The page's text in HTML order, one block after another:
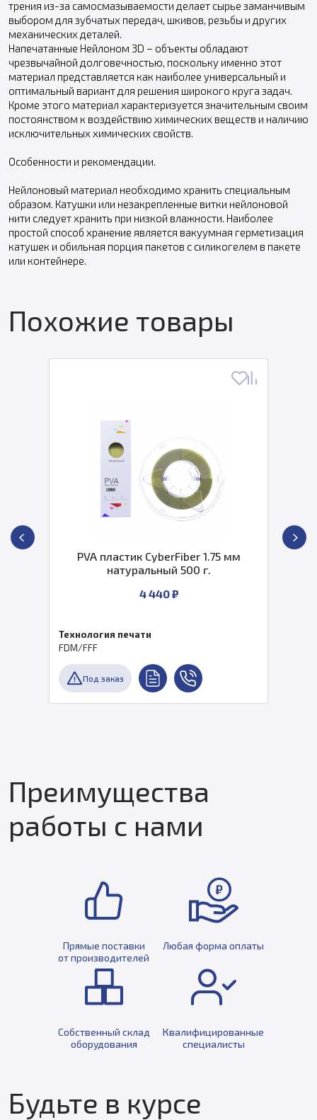
трения из-за самосмазываемости делает сырье заманчивым
выбором для зубчатых передач, шкивов, резьбы и других
механических деталей.
Напечатанные Нейлоном 3D – объекты обладают
чрезвычайной долговечностью, поскольку именно этот
материал представляется как наиболее универсальный и
оптимальный вариант для решения широкого круга задач.
Кроме этого материал характеризуется значительным своим
постоянством к воздействию химических веществ и наличию
исключительных химических свойств.
Особенности и рекомендации.
Нейлоновый материал необходимо хранить специальным
образом. Катушки или незакрепленные витки нейлоновой
нити следует хранить при низкой влажности. Наиболее
простой способ хранение является вакуумная герметизация
катушек и обильная порция пакетов с силикогелем в пакете
или контейнере.
Похожие товары
PVA пластик CyberFiber 1.75 мм
натуральный 500 г.
4 440 ₽
Технология печати
FDM/FFF
Под заказ
Преимущества
работы с нами
Прямые поставки
от производителей
Любая форма оплаты
Собственный склад
оборудования
Квалифицированные
специалисты
Будьте в курсе